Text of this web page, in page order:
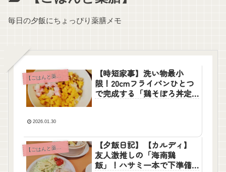
毎日の夕飯にちょっぴり薬膳メモ
【
ごはんと薬膳】
【時短家事】洗い物最小
限！20cmフライパンひとつ
で完成する「鶏そぼろ丼定
2026.01.30
【
ごはんと薬膳】
【夕飯日記】【カルディ】
友人激推しの「海南鶏
飯」！ハサミ一本で下準備